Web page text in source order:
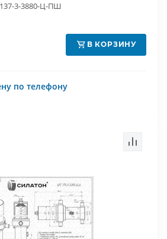
3-3880-Ц-ПШ
В КОРЗИНУ
по телефону